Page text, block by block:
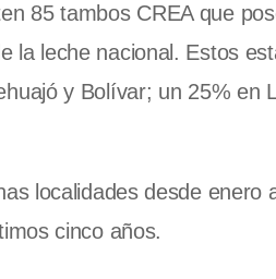
85 tambos CREA que
la leche nacional. Estos
y Bolívar; un 25% en
localidades desde
cinco años.